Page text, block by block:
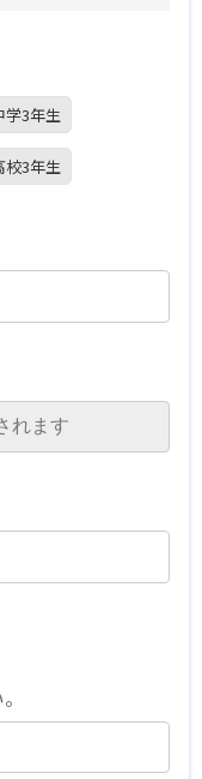
学3年生
校3年生